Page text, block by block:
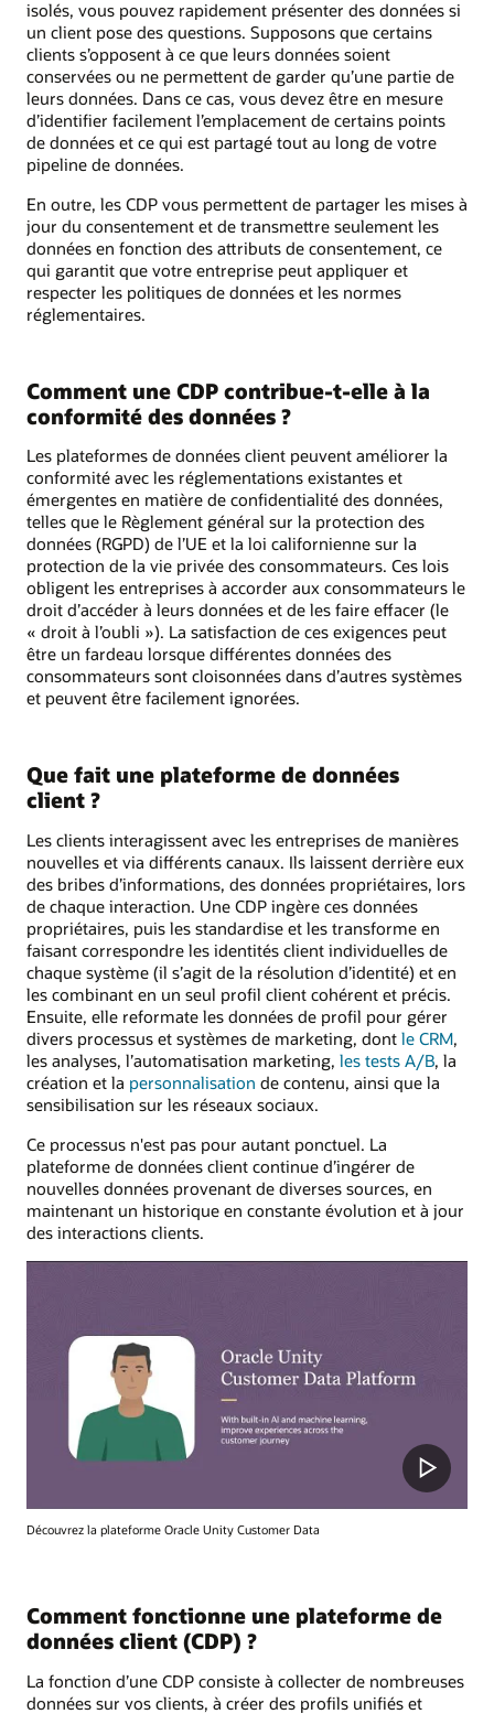
isolés, vous pouvez rapidement présenter des données si
un client pose des questions. Supposons que certains
clients s’opposent à ce que leurs données soient
conservées ou ne permettent de garder qu’une partie de
leurs données. Dans ce cas, vous devez être en mesure
d’identifier facilement l’emplacement de certains points
de données et ce qui est partagé tout au long de votre
pipeline de données.
En outre, les CDP vous permettent de partager les mises à
jour du consentement et de transmettre seulement les
données en fonction des attributs de consentement, ce
qui garantit que votre entreprise peut appliquer et
respecter les politiques de données et les normes
réglementaires.
Comment une CDP contribue-t-elle à la
conformité des données ?
Les plateformes de données client peuvent améliorer la
conformité avec les réglementations existantes et
émergentes en matière de confidentialité des données,
telles que le Règlement général sur la protection des
données (RGPD) de l’UE et la loi californienne sur la
protection de la vie privée des consommateurs. Ces lois
obligent les entreprises à accorder aux consommateurs le
droit d’accéder à leurs données et de les faire effacer (le
« droit à l’oubli »). La satisfaction de ces exigences peut
être un fardeau lorsque différentes données des
consommateurs sont cloisonnées dans d’autres systèmes
et peuvent être facilement ignorées.
Que fait une plateforme de données
client ?
Les clients interagissent avec les entreprises de manières
nouvelles et via différents canaux. Ils laissent derrière eux
des bribes d’informations, des données propriétaires, lors
de chaque interaction. Une CDP ingère ces données
propriétaires, puis les standardise et les transforme en
faisant correspondre les identités client individuelles de
chaque système (il s’agit de la résolution d’identité) et en
les combinant en un seul profil client cohérent et précis.
Ensuite, elle reformate les données de profil pour gérer
divers processus et systèmes de marketing, dont le CRM,
les analyses, l’automatisation marketing, les tests A/B, la
création et la personnalisation de contenu, ainsi que la
sensibilisation sur les réseaux sociaux.
Ce processus n'est pas pour autant ponctuel. La
plateforme de données client continue d’ingérer de
nouvelles données provenant de diverses sources, en
maintenant un historique en constante évolution et à jour
des interactions clients.
Découvrez la plateforme Oracle Unity Customer Data
Comment fonctionne une plateforme de
données client (CDP) ?
La fonction d’une CDP consiste à collecter de nombreuses
données sur vos clients, à créer des profils unifiés et